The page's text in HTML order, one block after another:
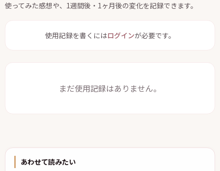
使ってみた感想や、1週間後・1ヶ月後の変化を記録できます。
使用記録を書くにはログインが必要です。
まだ使用記録はありません。
あわせて読みたい